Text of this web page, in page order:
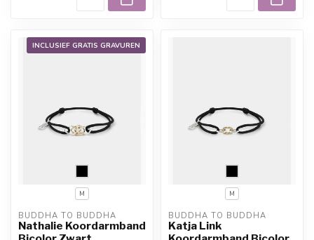
INCLUSIEF GRATIS GRAVUREN
M
BUDDHA TO BUDDHA
Nathalie Koordarmband
M
BUDDHA TO BUDDHA
Katja Link